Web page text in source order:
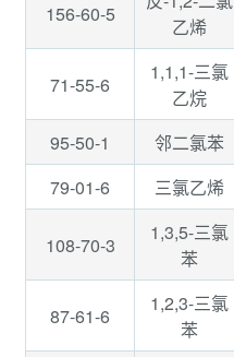
156-60-5
乙烯
71-55-6
1,1,1-三氯
乙烷
95-50-1 邻二氯苯
79-01-6
三氯乙烯
108-70-3
1,3,5-三氯
苯
87-61-6
1,2,3-三氯
苯